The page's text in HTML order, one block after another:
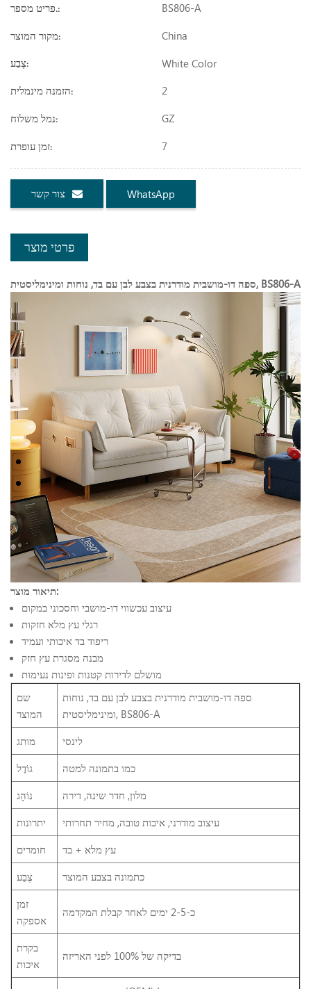
פריט מספר.: BS806-A
מקור המוצר: China
צֶבַע: White Color
הזמנה מינמלית: 2
נמל משלוח: GZ
זמן עופרת: 7
צור קשר WhatsApp
פרטי מוצר
ספה דו-מושבית מודרנית בצבע לבן עם בד, נוחות ומינימליסטית, BS806-A
תיאור מוצר:
עיצוב עכשווי דו-מושבי וחסכוני במקום
רגלי עץ מלא חזקות
ריפוד בד איכותי ועמיד
מבנה מסגרת עץ חזק
מושלם לדירות קטנות ופינות נעימות
שם
המוצר
ספה דו-מושבית מודרנית בצבע לבן עם בד, נוחות
ומינימליסטית, BS806-A
מותג
לינסי
גוֹדֶל
כמו בתמונה למטה
נוֹהָג
מלון, חדר שינה, דירה
יתרונות
עיצוב מודרני, איכות טובה, מחיר תחרותי
חומרים
עץ מלא + בד
צֶבַע
כתמונה בצבע המוצר
זמן
אספקה
כ-2-5 ימים לאחר קבלת המקדמה
בקרת
איכות
בדיקה של 100% לפני האריזה